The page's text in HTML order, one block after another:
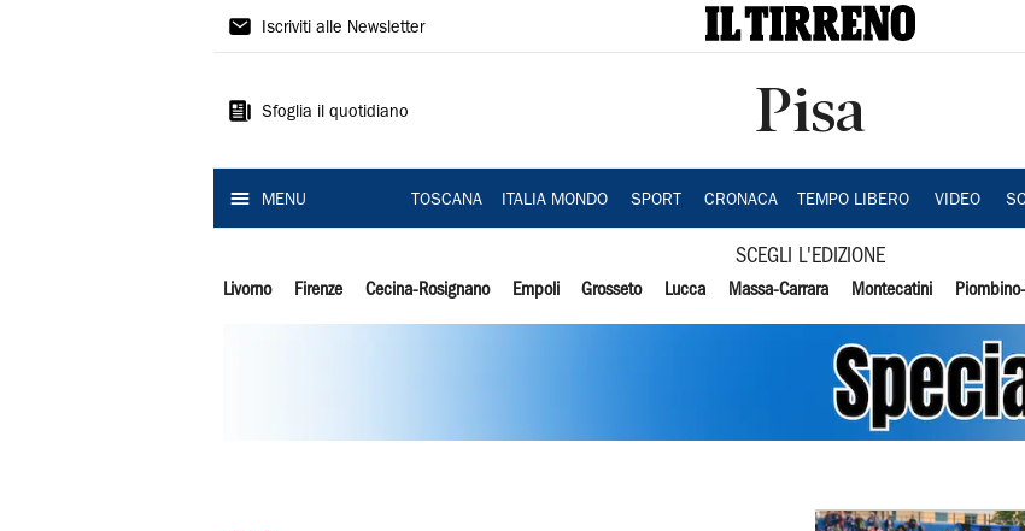
Il
Iscriviti alle Newsletter
Sfoglia il quotidiano Pisa
MENU TOSCANA ITALIA MONDO SPORT CRONACA TEMPO LIBERO VIDEO
SCEGLI L'EDIZIONE
Livorno Firenze Cecina-Rosignano Empoli Grosseto Lucca Massa-Carrara Montecatini